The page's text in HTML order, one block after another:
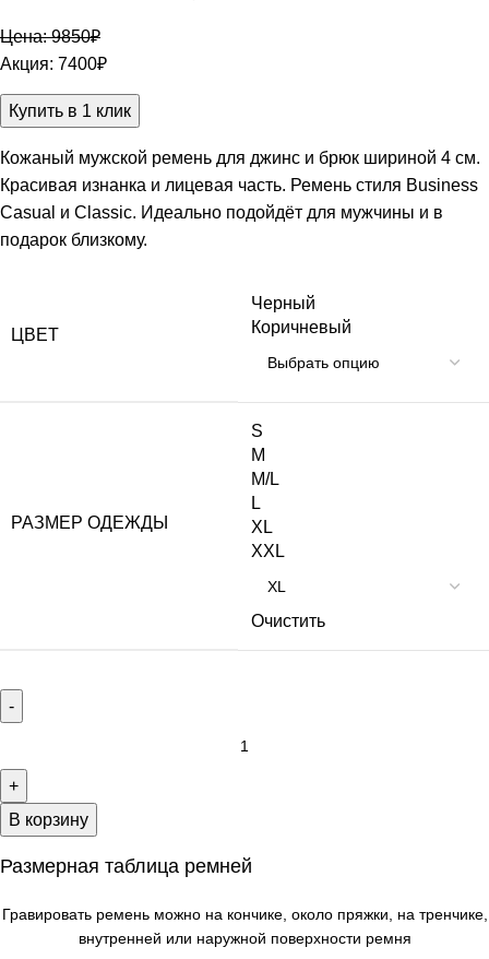
Цена:9850₽
Акция: 7400₽
Купить в 1 клик
Кожаный мужской ремень для джинс и брюк шириной 4 см.
Красивая изнанка и лицевая часть. Ремень стиля Business
Casual и Classic. Идеально подойдёт для мужчины и в
подарок близкому.
ЦВЕТ
Черный
Коричневый
РАЗМЕР ОДЕЖДЫ
S
M
M/L
L
XL
XXL
Очистить
В корзину
Размерная таблица ремней
Гравировать ремень можно на кончике, около пряжки, на тренчике,
внутренней или наружной поверхности ремня